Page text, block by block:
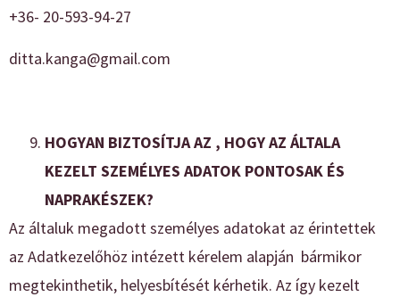
+36- 20-593-94-27
ditta.kanga@gmail.com
HOGYAN BIZTOSÍTJA AZ , HOGY AZ ÁLTALA
KEZELT SZEMÉLYES ADATOK PONTOSAK ÉS
NAPRAKÉSZEK?
Az általuk megadott személyes adatokat az érintettek
az Adatkezelőhöz intézett kérelem alapján bármikor
megtekinthetik, helyesbítését kérhetik. Az így kezelt